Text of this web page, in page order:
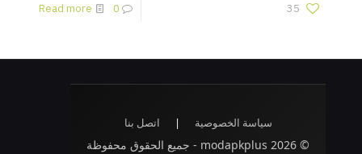
35
0
Read more
سياسة الخصوصية | اتصل بنا
© 2026 modapkplus - جميع الحقوق محفوظة